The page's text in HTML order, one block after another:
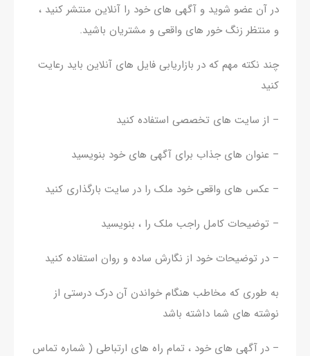
در آن عضو شوید و آگهی های خود را آنلاین منتشر کنید ،
و منتظر زنگ خور های واقعی و مشتریان باشید.
چند نکته مهم که در بازاریابی فایل های آنلاین باید رعایت
کنید
– از سایت های تخصصی استفاده کنید
– عنوان های جذاب برای آگهی های خود بنویسید
– عکس های واقعی خود ملک را در سایت بارگذاری کنید
– توضیحات کامل راجب ملک را ، بنویسید
– در توضیحات خود از نگارش ساده و روان استفاده کنید
به طوری که مخاطب هنگام خواندن آن درک درستی از
نوشته های شما داشته باشد
– در آگهی های خود ، تمام راه های ارتباطی ( شماره تماس